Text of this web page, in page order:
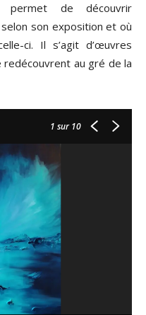
permet de découvrir
son exposition et où
ci. Il s’agit d’œuvres
au gré de la
1 sur 10